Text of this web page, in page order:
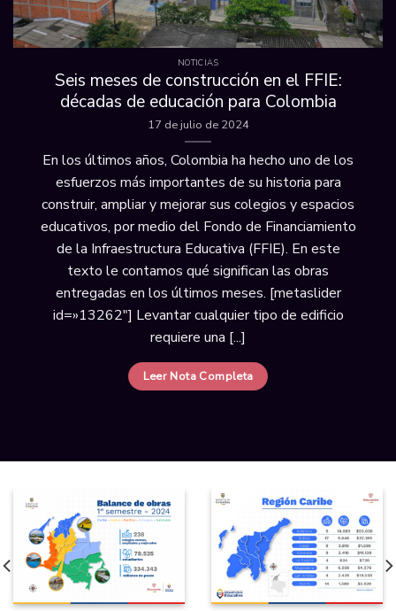
NOTICIAS
Seis meses de construcción en el FFIE:
décadas de educación para Colombia
17 de julio de 2024
En los últimos años, Colombia ha hecho uno de los
esfuerzos más importantes de su historia para
construir, ampliar y mejorar sus colegios y espacios
educativos, por medio del Fondo de Financiamiento
de la Infraestructura Educativa (FFIE). En este
texto le contamos qué significan las obras
entregadas en los últimos meses. [metaslider
id=»13262″] Levantar cualquier tipo de edificio
requiere una [...]
Leer Nota Completa